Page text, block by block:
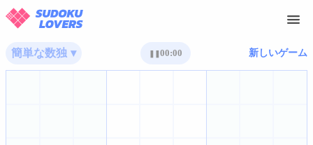
簡単な数独 ▾ 00:00 新しいゲーム